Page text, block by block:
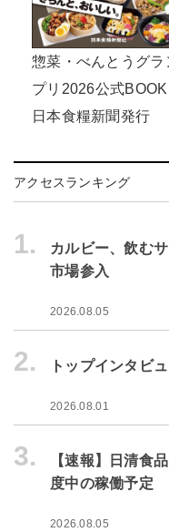
惣菜・べんとうグラ
プリ2026公式BOOK
日本食糧新聞発行
アクセスランキング
1.
カルビー、飲む
市場参入
2026.08.05
2. トップインタビ
2026.08.01
3.
【速報】日清食
度中の稼働予定
2026.08.05